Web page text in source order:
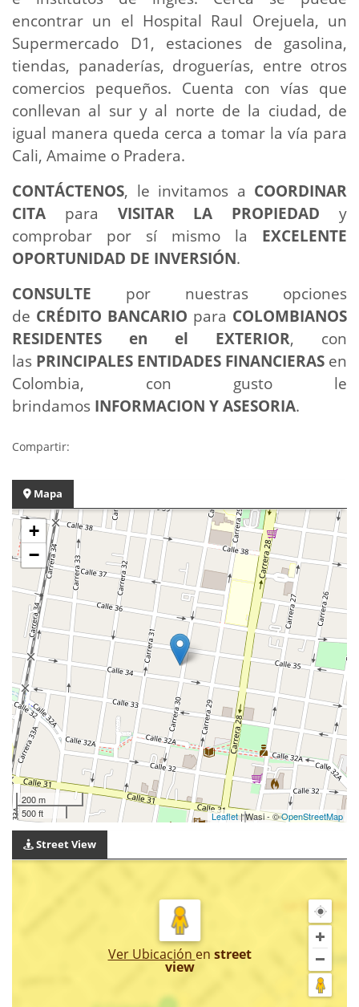
encontrar un el Hospital Raul Orejuela, un
Supermercado D1, estaciones de gasolina,
tiendas, panaderías, droguerías, entre otros
comercios pequeños. Cuenta con vías que
conllevan al sur y al norte de la ciudad, de
igual manera queda cerca a tomar la vía para
Cali, Amaime o Pradera.
CONTÁCTENOS, le invitamos a COORDINAR
CITA para VISITAR LA PROPIEDAD y
comprobar por sí mismo la EXCELENTE
OPORTUNIDAD DE INVERSIÓN.
CONSULTE por nuestras opciones
de CRÉDITO BANCARIO para COLOMBIANOS
RESIDENTES en el EXTERIOR, con
las PRINCIPALES ENTIDADES FINANCIERAS en
Colombia, con gusto le
brindamos INFORMACION Y ASESORIA.
Compartir:
Mapa
+
−
200 m
500 ft
Leaflet| Wasi - ©OpenStreetMap
Street View
Ver Ubicación en street
view